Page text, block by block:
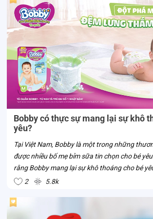
Bobby có thực sự mang lại sự khô
yêu?
Tại Việt Nam, Bobby là một trong những
được nhiều bố mẹ bỉm sữa tin chọn cho bé
rằng Bobby mang lại sự khô thoáng cho bé
bé mặc tã. Liệu tã Bobby có thật sự sở hữu ưu
2 5.8k